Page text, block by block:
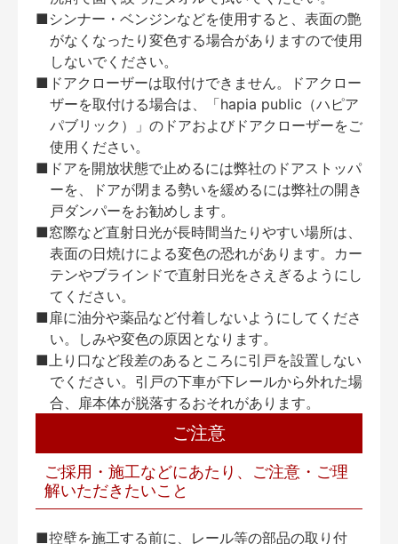
■シンナー・ベンジンなどを使用すると、表面の艶
がなくなったり変色する場合がありますので使用
しないでください。
■ドアクローザーは取付けできません。ドアクロー
ザーを取付ける場合は、「hapia public（ハピア
パブリック）」のドアおよびドアクローザーをご
使用ください。
■ドアを開放状態で止めるには弊社のドアストッパ
ーを、ドアが閉まる勢いを緩めるには弊社の開き
戸ダンパーをお勧めします。
■窓際など直射日光が長時間当たりやすい場所は、
表面の日焼けによる変色の恐れがあります。カー
テンやブラインドで直射日光をさえぎるようにし
てください。
■扉に油分や薬品など付着しないようにしてくださ
い。しみや変色の原因となります。
■上り口など段差のあるところに引戸を設置しない
でください。引戸の下車が下レールから外れた場
合、扉本体が脱落するおそれがあります。
ご注意
ご採用・施工などにあたり、ご注意・ご理
解いただきたいこと
■控壁を施工する前に、レール等の部品の取り付